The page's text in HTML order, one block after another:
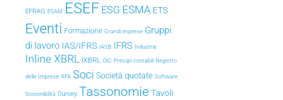
EFRAG ESAM ESEF ESG ESMA ETS
Eventi Formazione Grandi imprese Gruppi
di lavoro IAS/IFRS IASB IFRS Industrie
Inline XBRL iXBRL OIC Principi contabili Registro
delle Imprese RFA Soci Società quotate Software
Sostenibilità Survey Tassonomie Tavoli